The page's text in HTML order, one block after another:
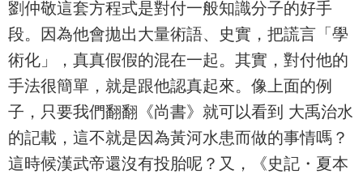
劉仲敬這套方程式是對付一般知識分子的好手
段。因為他會拋出大量術語、史實，把謊言「學
術化」，真真假假的混在一起。其實，對付他的
手法很簡單，就是跟他認真起來。像上面的例
子，只要我們翻翻《尚書》就可以看到 大禹治水
的記載，這不就是因為黃河水患而做的事情嗎？
這時候漢武帝還沒有投胎呢？又，《史記・夏本